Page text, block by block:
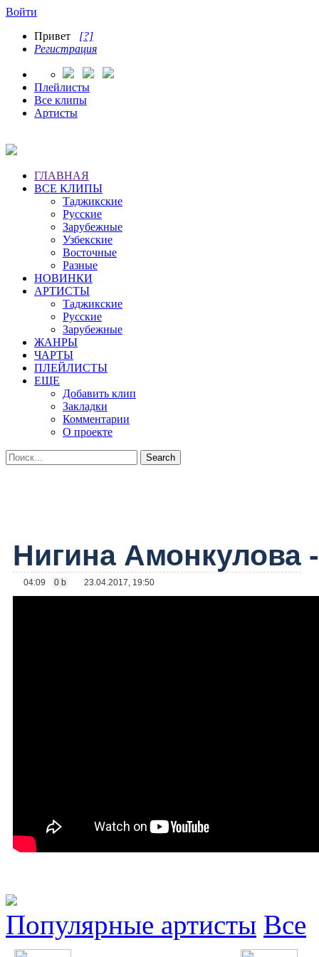
Войти
Привет [?]
Регистрация
Плейлисты
Все клипы
Артисты
ГЛАВНАЯ
ВСЕ КЛИПЫ
Таджикские
Русские
Зарубежные
Узбекские
Восточные
Разные
НОВИНКИ
АРТИСТЫ
Таджикские
Русские
Зарубежные
ЖАНРЫ
ЧАРТЫ
ПЛЕЙЛИСТЫ
ЕЩЕ
Добавить клип
Закладки
Комментарии
О проекте
Нигина Амонкулова
04:09 0 b 23.04.2017, 19:50
Популярные артисты Все